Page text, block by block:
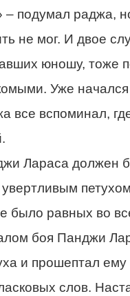
– подумал раджа,
не мог. И двое
юношу, тоже
Уже
все вспоминал,
Лараса должен
было равных во
боя Панджи
и прошептал ему
слов.